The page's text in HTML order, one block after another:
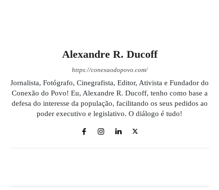
Alexandre R. Ducoff
https://conexaodopovo.com/
Jornalista, Fotógrafo, Cinegrafista, Editor, Ativista e Fundador do
Conexão do Povo! Eu, Alexandre R. Ducoff, tenho como base a
defesa do interesse da população, facilitando os seus pedidos ao
poder executivo e legislativo. O diálogo é tudo!